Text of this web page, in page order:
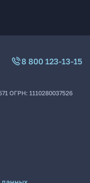
8 800 123-13-15
ОГРН: 1110280037526